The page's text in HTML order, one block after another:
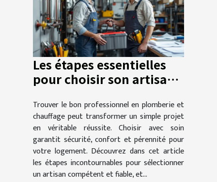
Les étapes essentielles
pour choisir son artisan
chauffage
Trouver le bon professionnel en plomberie et
chauffage peut transformer un simple projet
en véritable réussite. Choisir avec soin
garantit sécurité, confort et pérennité pour
votre logement. Découvrez dans cet article
les étapes incontournables pour sélectionner
un artisan compétent et fiable, et...